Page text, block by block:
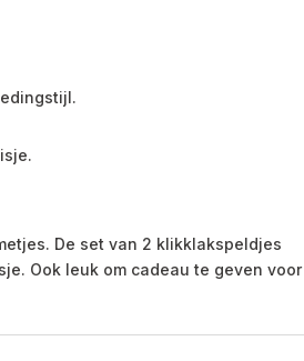
De set van 2 klikklakspeldjes
Ook leuk om cadeau te geven voor